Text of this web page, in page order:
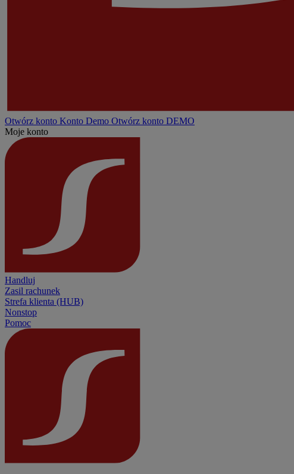
Otwórz konto Konto Demo Otwórz konto DEMO
Moje konto
Handluj
Zasil rachunek
Strefa klienta (HUB)
Nonstop
Pomoc